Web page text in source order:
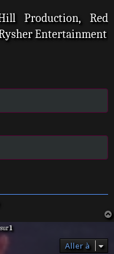
Production, Red
Entertainment
1
Aller à